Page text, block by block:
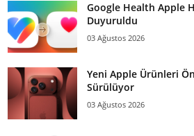
Google Health Apple
Duyuruldu
03 Ağustos 2026
Yeni Apple Ürünleri
Sürülüyor
03 Ağustos 2026